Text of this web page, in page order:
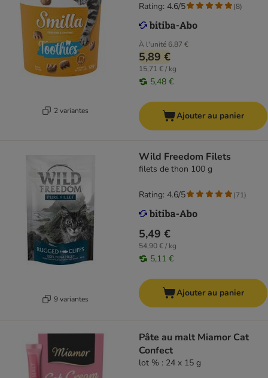
2 variantes
À l'unité 6,87 €
5,89 €
15,71 € / kg
5,48 €
Rating: 4.6/5 (8)
Ajouter au panier
9 variantes
Wild Freedom Filets
filets de thon 100 g
5,49 €
54,90 € / kg
5,11 €
Rating: 4.6/5 (71)
Ajouter au panier
Pâte au malt Miamor Cat
Confect
lot % : 24 x 15 g